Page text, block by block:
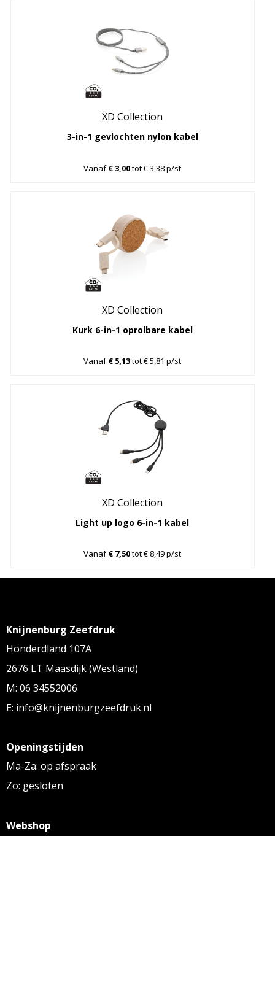
XD Collection
3-in-1 gevlochten nylon kabel
Vanaf€ 3,00tot € 3,38 p/st
XD Collection
Kurk 6-in-1 oprolbare kabel
Vanaf€ 5,13tot € 5,81 p/st
XD Collection
Light up logo 6-in-1 kabel
Vanaf€ 7,50tot € 8,49 p/st
Knijnenburg Zeefdruk
Honderdland 107A
2676 LT Maasdijk (Westland)
M: 06 34552006
E: info@knijnenburgzeefdruk.nl
Openingstijden
Ma-Za: op afspraak
Zo: gesloten
Webshop